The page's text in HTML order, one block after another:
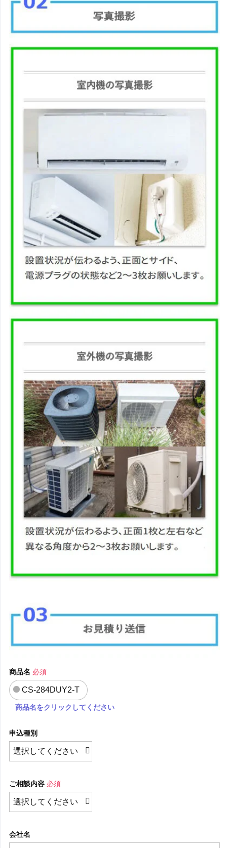
商品名 必須
CS-284DUY2-T
商品名をクリックしてください
申込種別
ご相談内容 必須
会社名